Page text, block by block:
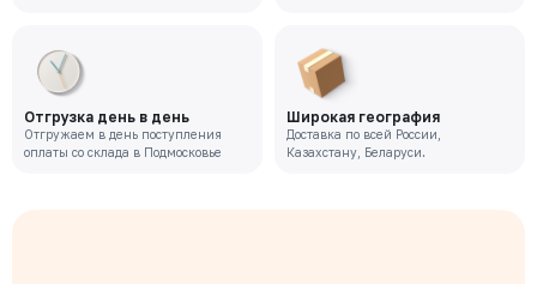
Отгрузка день в день
Отгружаем в день поступления
оплаты со склада в Подмосковье
Широкая география
Доставка по всей России,
Казахстану, Беларуси.